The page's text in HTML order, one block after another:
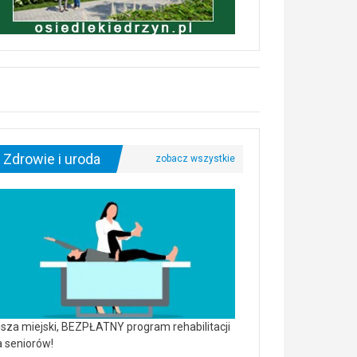
Zdrowie i uroda
miejski, BEZPŁATNY program rehabilitacji
seniorów!